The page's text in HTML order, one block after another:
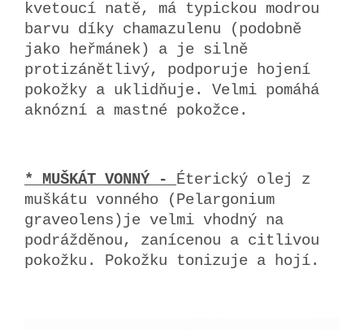
kvetoucí natě, má typickou modrou
barvu díky chamazulenu (podobně
jako heřmánek) a je silně
protizánětlivý, podporuje hojení
pokožky a uklidňuje. Velmi pomáhá
aknózní a mastné pokožce.
* MUŠKÁT VONNÝ - Éterický olej z
muškátu vonného (Pelargonium
graveolens)je velmi vhodný na
podrážděnou, zanícenou a citlivou
pokožku. Pokožku tonizuje a hojí.